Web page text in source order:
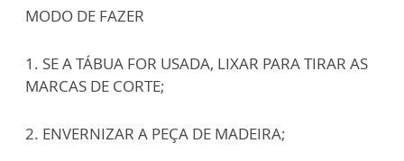
MODO DE FAZER
1. SE A TÁBUA FOR USADA, LIXAR PARA TIRAR AS
MARCAS DE CORTE;
2. ENVERNIZAR A PEÇA DE MADEIRA;